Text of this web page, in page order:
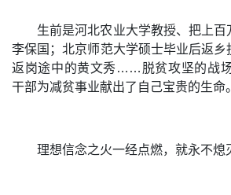
生前是河北农业大学教授、把上百
李保国；北京师范大学硕士毕业后返乡
返岗途中的黄文秀……脱贫攻坚的战
干部为减贫事业献出了自己宝贵的生命。
理想信念之火一经点燃，就永不熄